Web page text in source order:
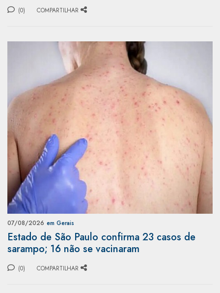
(0) COMPARTILHAR
07/08/2026 em Gerais
Estado de São Paulo confirma 23 casos de
sarampo; 16 não se vacinaram
(0) COMPARTILHAR